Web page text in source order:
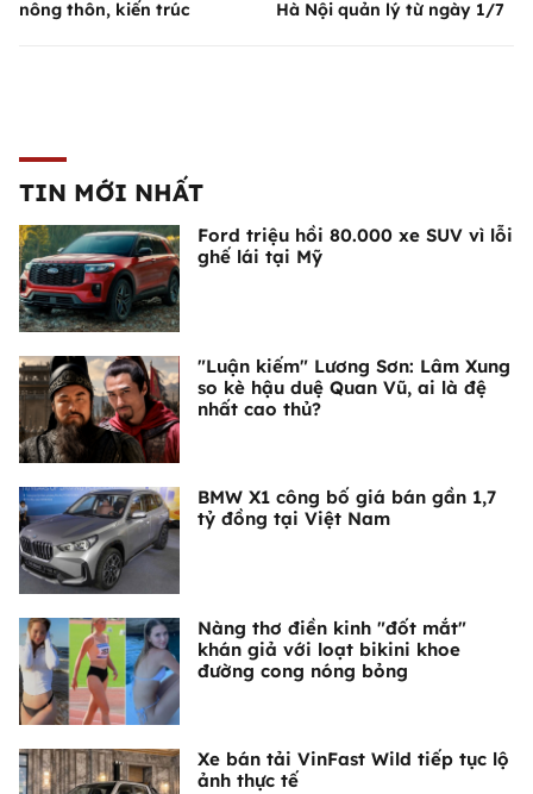
nông thôn, kiến trúc Hà Nội quản lý từ ngày 1/7
TIN MỚI NHẤT
Ford triệu hồi 80.000 xe SUV vì lỗi
ghế lái tại Mỹ
"Luận kiếm" Lương Sơn: Lâm Xung
so kè hậu duệ Quan Vũ, ai là đệ
nhất cao thủ?
BMW X1 công bố giá bán gần 1,7
tỷ đồng tại Việt Nam
Nàng thơ điền kinh "đốt mắt"
khán giả với loạt bikini khoe
đường cong nóng bỏng
Xe bán tải VinFast Wild tiếp tục lộ
ảnh thực tế